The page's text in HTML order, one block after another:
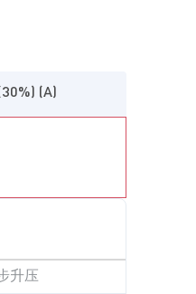
(A)
升压